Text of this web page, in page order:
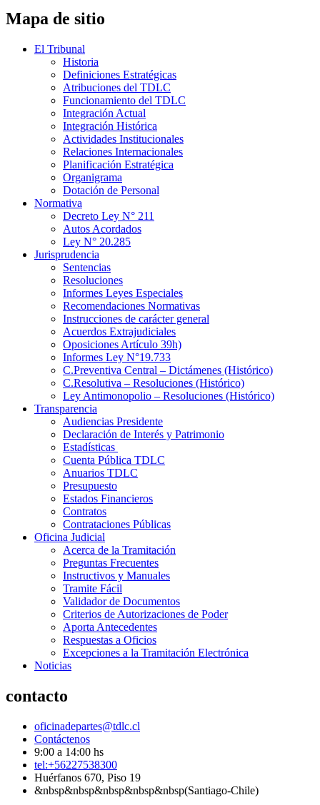
Mapa de sitio
El Tribunal
Historia
Definiciones Estratégicas
Atribuciones del TDLC
Funcionamiento del TDLC
Integración Actual
Integración Histórica
Actividades Institucionales
Relaciones Internacionales
Planificación Estratégica
Organigrama
Dotación de Personal
Normativa
Decreto Ley N° 211
Autos Acordados
Ley N° 20.285
Jurisprudencia
Sentencias
Resoluciones
Informes Leyes Especiales
Recomendaciones Normativas
Instrucciones de carácter general
Acuerdos Extrajudiciales
Oposiciones Artículo 39h)
Informes Ley N°19.733
C.Preventiva Central – Dictámenes (Histórico)
C.Resolutiva – Resoluciones (Histórico)
Ley Antimonopolio – Resoluciones (Histórico)
Transparencia
Audiencias Presidente
Declaración de Interés y Patrimonio
Estadísticas
Cuenta Pública TDLC
Anuarios TDLC
Presupuesto
Estados Financieros
Contratos
Contrataciones Públicas
Oficina Judicial
Acerca de la Tramitación
Preguntas Frecuentes
Instructivos y Manuales
Tramite Fácil
Validador de Documentos
Criterios de Autorizaciones de Poder
Aporta Antecedentes
Respuestas a Oficios
Excepciones a la Tramitación Electrónica
Noticias
contacto
oficinadepartes@tdlc.cl
Contáctenos
9:00 a 14:00 hs
tel:+56227538300
Huérfanos 670, Piso 19
&nbsp&nbsp&nbsp&nbsp&nbsp(Santiago-Chile)